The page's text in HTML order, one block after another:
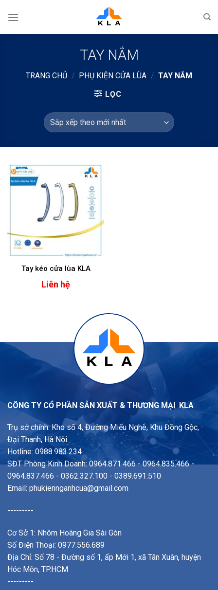
qua
TAY NẮM
TRANG CHỦ / PHỤ KIỆN CỬA LÙA / TAY NẮM
LỌC
Tay kéo cửa lùa KLA
Liên hệ
CÔNG TY CỔ PHẦN SẢN XUẤT & THƯƠNG MẠI KLA
Trụ sở chính: Kho số 4, Đường Miếu Nghè, Khu Đồng Gộc,
Đại Thanh, Hà Nội
Hotline: 0988.983.234
SĐT Phòng Kinh Doanh: 0964.871.466 - 0964.835.466 -
0964.837.466 - 0362.327.100 - 0389.691.510
Email: phukiennganhcua@gmail.com
---------
Cơ Sở 1: Nhôm Hoàng Gia Sài Gòn
Số Điện Thoại: 0977.556.689
Địa Chỉ: Số 78 - Đường số 1, ấp Mới 1, xã Tân Xuân, huyện
Hóc Môn, TP.HCM
---------